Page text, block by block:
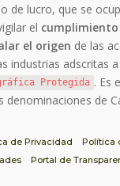
de lucro, que se
el cumplimiento
el origen de las
industrias adscritas
Protegida . Es
denominaciones de
de Privacidad
Política
Portal de